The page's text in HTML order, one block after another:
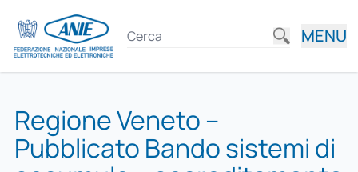
MENU
Regione Veneto –
Pubblicato Bando sistemi di